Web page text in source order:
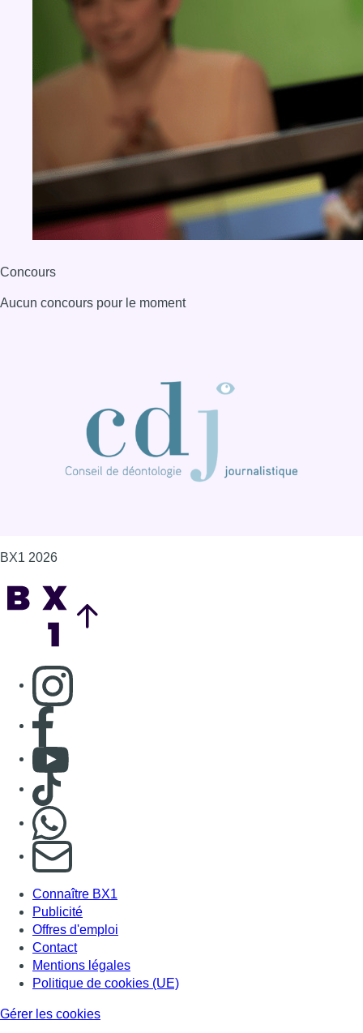
Concours
Aucun concours pour le moment
BX1 2026
Consulter page Instagram
Consulter page Facebook
Consulter Youtube
Consulter TikTok
S'abonner à notre newsletter
Connaître BX1
Publicité
Offres d'emploi
Contact
Mentions légales
Politique de cookies (UE)
Gérer les cookies